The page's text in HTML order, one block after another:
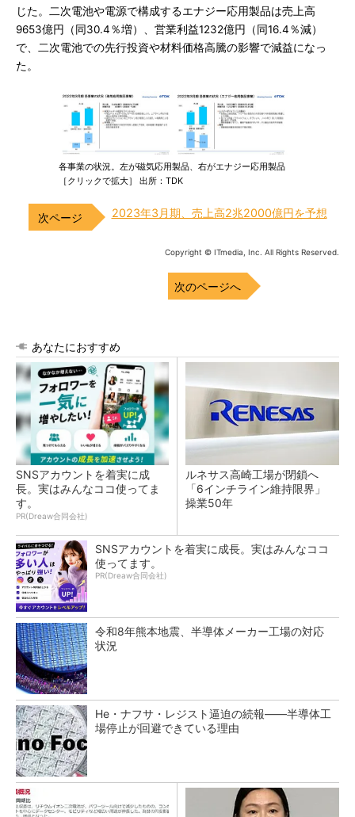
じた。二次電池や電源で構成するエナジー応用製品は売上高
9653億円（同30.4％増）、営業利益1232億円（同16.4％減）
で、二次電池での先行投資や材料価格高騰の影響で減益になっ
た。
各事業の状況。左が磁気応用製品、右がエナジー応用製品
［クリックで拡大］ 出所：TDK
2023年3月期、売上高2兆2000億円を予想
Copyright © ITmedia, Inc. All Rights Reserved.
次のページへ
あなたにおすすめ
SNSアカウントを着実に成
長。実はみんなココ使ってま
す。
PR(Dreaw合同会社)
ルネサス高崎工場が閉鎖へ
「6インチライン維持限界」
操業50年
SNSアカウントを着実に成長。実はみんなココ
使ってます。
PR(Dreaw合同会社)
令和8年熊本地震、半導体メーカー工場の対応
状況
He・ナフサ・レジスト逼迫の続報――半導体工
場停止が回避できている理由